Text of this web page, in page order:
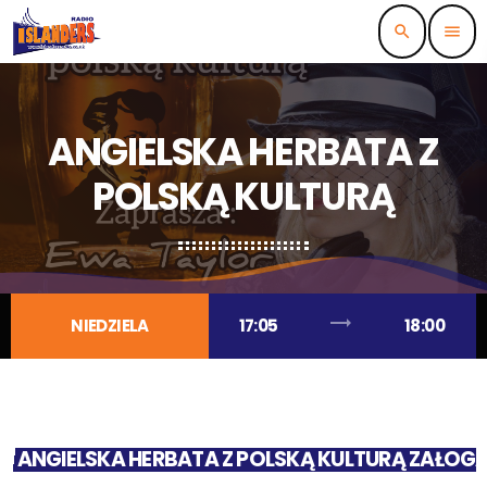
search menu
ANGIELSKA HERBATA Z
POLSKĄ KULTURĄ
NIEDZIELA 17:05 trending_flat 18:00
ANGIELSKA HERBATA Z POLSKĄ KULTURĄ